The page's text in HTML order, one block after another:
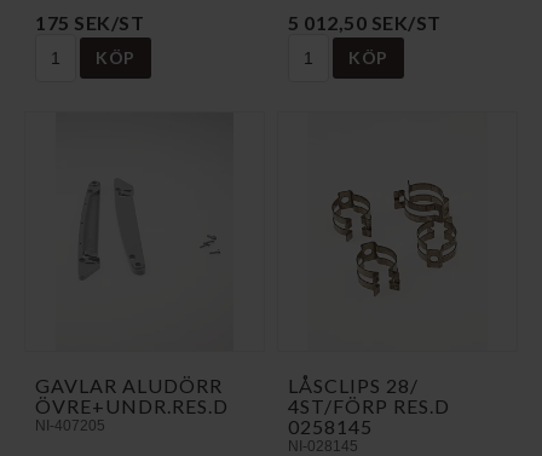
175 SEK/ST
KÖP
5 012,50 SEK/ST
KÖP
GAVLAR ALUDÖRR
ÖVRE+UNDR.RES.D
NI-407205
LÅSCLIPS 28/
4ST/FÖRP RES.D
0258145
NI-028145